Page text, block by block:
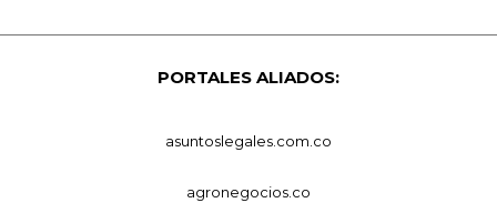
PORTALES ALIADOS:
asuntoslegales.com.co
agronegocios.co